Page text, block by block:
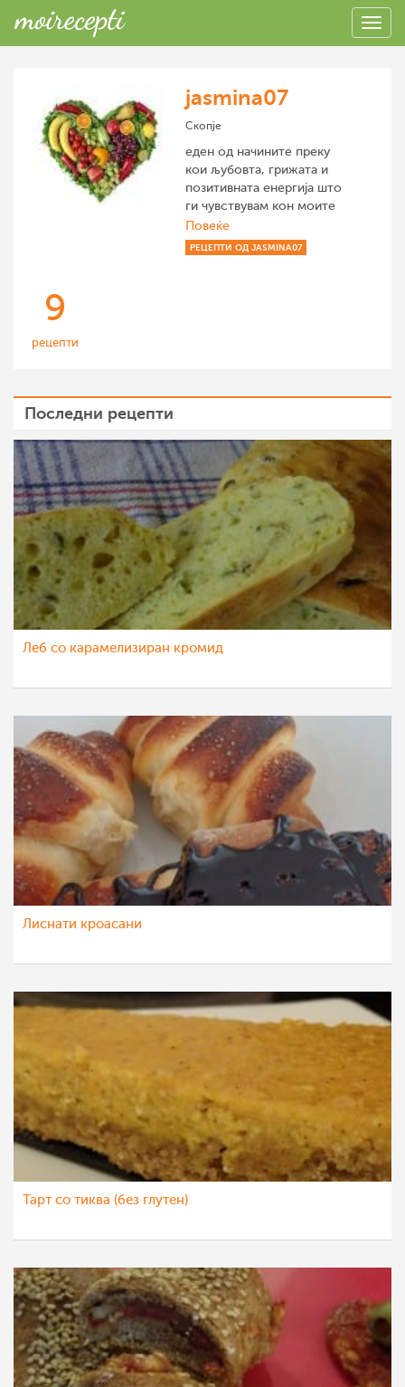
jasmina07
Скопје
еден од начините преку
кои љубовта, грижата и
позитивната енергија што
ги чувствувам кон моите
драги луѓе, ги пренесувам
преку мојата „најчесто“
Повеќе
РЕЦЕПТИ ОД JASMINA07
9
рецепти
Последни рецепти
Леб со карамелизиран кромид
Лиснати кроасани
Тарт со тиква (без глутен)